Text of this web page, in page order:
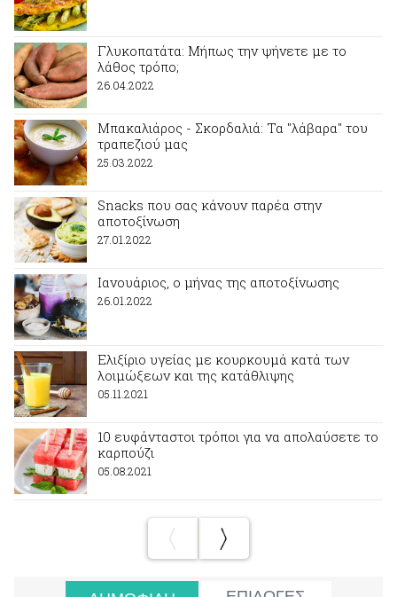
Γλυκοπατάτα: Μήπως την ψήνετε με το
λάθος τρόπο;
26.04.2022
Mπακαλιάρος - Σκορδαλιά: Τα "λάβαρα" του
τραπεζιού μας
25.03.2022
Snacks που σας κάνουν παρέα στην
αποτοξίνωση
27.01.2022
Ιανουάριος, ο μήνας της αποτοξίνωσης
26.01.2022
Ελιξίριο υγείας με κουρκουμά κατά των
λοιμώξεων και της κατάθλιψης
05.11.2021
10 ευφάνταστοι τρόποι για να απολαύσετε το
καρπούζι
05.08.2021